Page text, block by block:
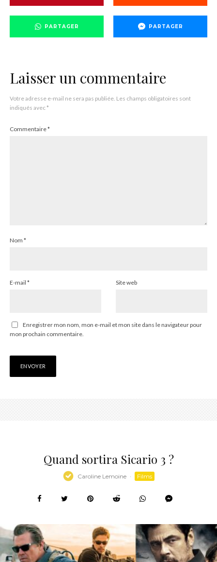
PARTAGER PARTAGER
Laisser un commentaire
Votre adresse e-mail ne sera pas publiée. Les champs obligatoires sont
indiqués avec*
Commentaire*
Nom *
E-mail * Site web
Enregistrer mon nom, mon e-mail et mon site dans le navigateur pour
mon prochain commentaire.
Quand sortira Sicario 3 ?
Caroline Lemoine · Films